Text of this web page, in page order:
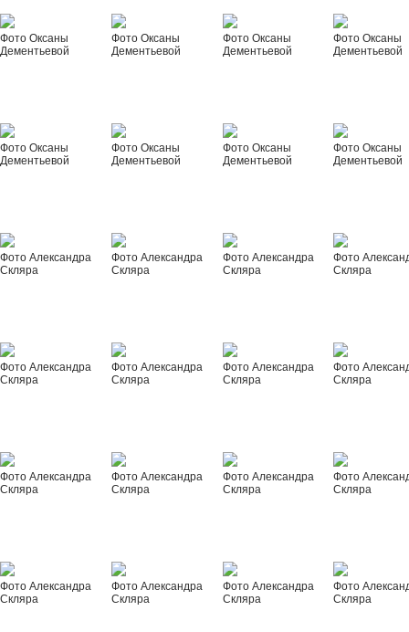
Фото Оксаны
Дементьевой
Фото Оксаны
Дементьевой
Фото Оксаны
Дементьевой
Фото Оксаны
Дементьевой
Фото Оксаны
Дементьевой
Фото Оксаны
Дементьевой
Фото Оксаны
Дементьевой
Фото Оксаны
Дементьевой
Фото Александра
Скляра
Фото Александра
Скляра
Фото Александра
Скляра
Фото
Скляра
Фото Александра
Скляра
Фото Александра
Скляра
Фото Александра
Скляра
Фото
Скляра
Фото Александра
Скляра
Фото Александра
Скляра
Фото Александра
Скляра
Фото
Скляра
Фото Александра
Скляра
Фото Александра
Скляра
Фото Александра
Скляра
Фото
Скляра